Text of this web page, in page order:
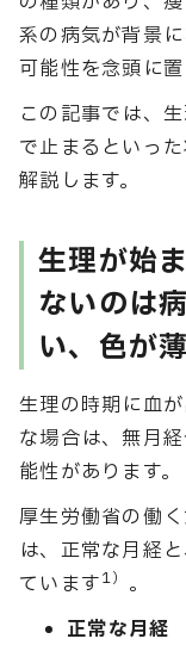
系の病気が背景
可能性を念頭に置
この記事では、
で止まるといっ
解説します。
生理が始
ないのは
い、色が
生理の時期に血
な場合は、無月
能性があります。
厚生労働省の働
は、正常な月経
ています1） 。
正常な月経